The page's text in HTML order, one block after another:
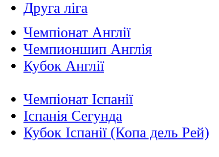
Друга ліга
Чемпіонат Англії
Чемпионшип Англія
Кубок Англії
Чемпіонат Іспанії
Іспанія Сегунда
Кубок Іспанії (Копа дель Рей)